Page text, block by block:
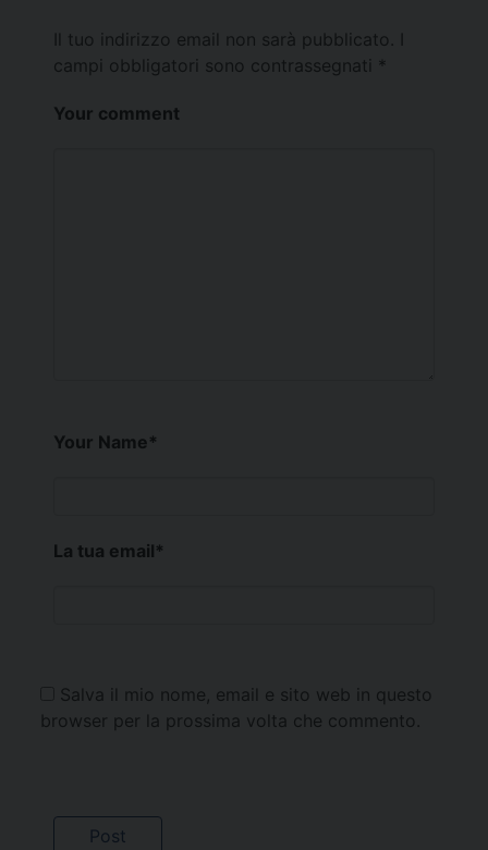
Il tuo indirizzo email non sarà pubblicato.
campi obbligatori sono contrassegnati *
Your comment
Your Name*
La tua email*
Salva il mio nome, email e sito web in questo
browser per la prossima volta che commento.